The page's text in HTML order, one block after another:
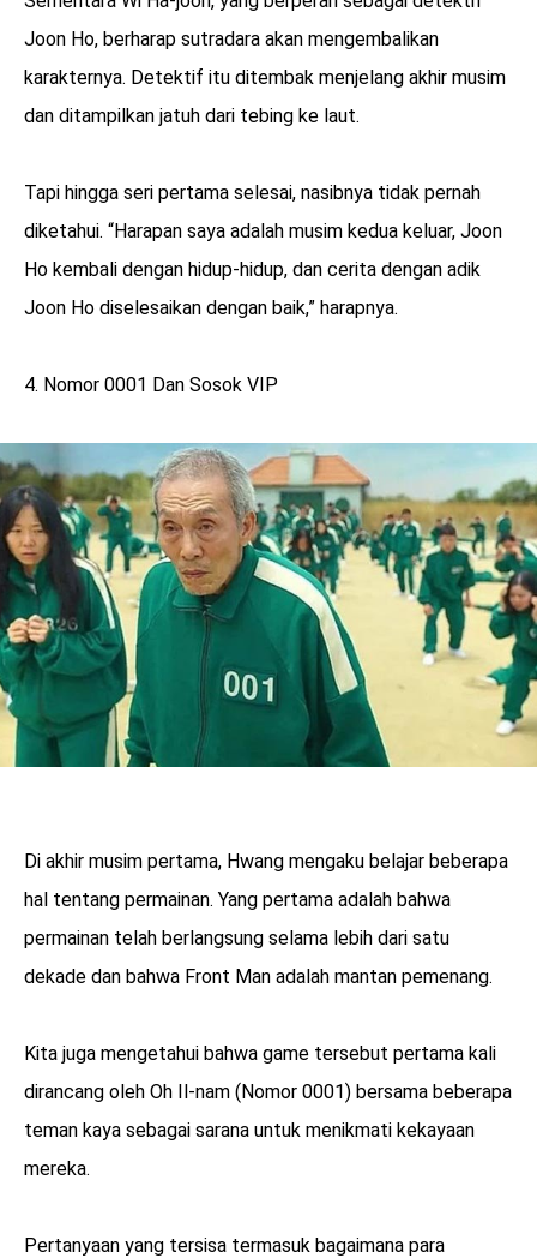
Joon Ho, berharap sutradara akan mengembalikan
karakternya. Detektif itu ditembak menjelang akhir musim
dan ditampilkan jatuh dari tebing ke laut.
Tapi hingga seri pertama selesai, nasibnya tidak pernah
diketahui. “Harapan saya adalah musim kedua keluar, Joon
Ho kembali dengan hidup-hidup, dan cerita dengan adik
Joon Ho diselesaikan dengan baik,” harapnya.
4. Nomor 0001 Dan Sosok VIP
Di akhir musim pertama, Hwang mengaku belajar beberapa
hal tentang permainan. Yang pertama adalah bahwa
permainan telah berlangsung selama lebih dari satu
dekade dan bahwa Front Man adalah mantan pemenang.
Kita juga mengetahui bahwa game tersebut pertama kali
dirancang oleh Oh Il-nam (Nomor 0001) bersama beberapa
teman kaya sebagai sarana untuk menikmati kekayaan
mereka.
Pertanyaan yang tersisa termasuk bagaimana para